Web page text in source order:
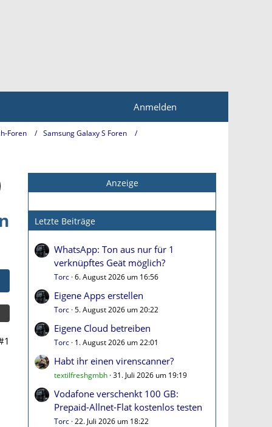
Anmelden
Foren Samsung Galaxy S Foren
Anzeige
Letzte Beiträge
WhatsApp: Ton aus nur für 1
verknüpftes Geät möglich?
Torc 6. August 2026 um 16:56
Eigene Apps erstellen
Torc 5. August 2026 um 20:22
Eigene Cloud betreiben
Torc 1. August 2026 um 22:01
Habt ihr einen virenscanner?
textilfreshgmbh 31. Juli 2026 um 19:19
Vodafone verschenkt 100 GB:
Prepaid-Allnet-Flat kostenlos testen
Torc 22. Juli 2026 um 18:22